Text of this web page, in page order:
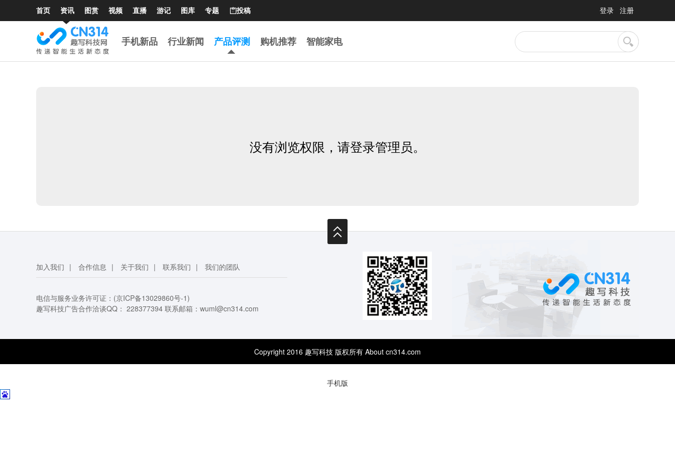
首页 资讯 图赏 视频 直播 游记 图库 专题 投稿 登录 注册
手机新品 行业新闻 产品评测 购机推荐 智能家电
没有浏览权限，请登录管理员。
加入我们 | 合作信息 | 关于我们 | 联系我们 | 我们的团队
电信与服务业务许可证：(京ICP备13029860号-1)
趣写科技广告合作洽谈QQ： 228377394 联系邮箱： wuml@cn314.com
Copyright 2016 趣写科技 版权所有 About cn314.com
手机版